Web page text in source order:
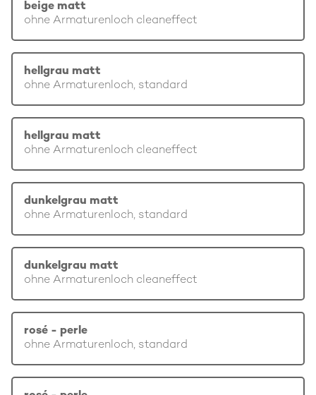
beige matt
ohne Armaturenloch cleaneffect
hellgrau matt
ohne Armaturenloch, standard
hellgrau matt
ohne Armaturenloch cleaneffect
dunkelgrau matt
ohne Armaturenloch, standard
dunkelgrau matt
ohne Armaturenloch cleaneffect
rosé - perle
ohne Armaturenloch, standard